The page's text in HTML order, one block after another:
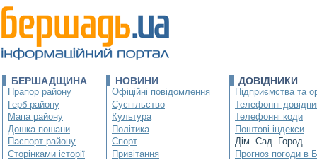
БЕРШАДЩИНА
Прапор району
Герб району
Мапа району
Дошка пошани
Паспорт району
Сторінками історії
НОВИНИ
Офіційні повідомлення
Суспільство
Культура
Політика
Спорт
Привітання
ДОВІДНИКИ
Підприємства та
Телефонні
Телефонні коди
Поштові індекси
Дім. Сад. Город.
Прогноз погоди в